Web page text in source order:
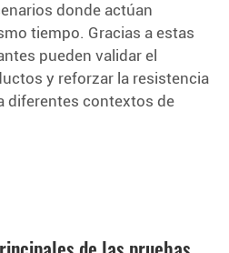
donde actúan
tiempo. Gracias a estas
pueden validar el
y reforzar la resistencia
diferentes contextos de